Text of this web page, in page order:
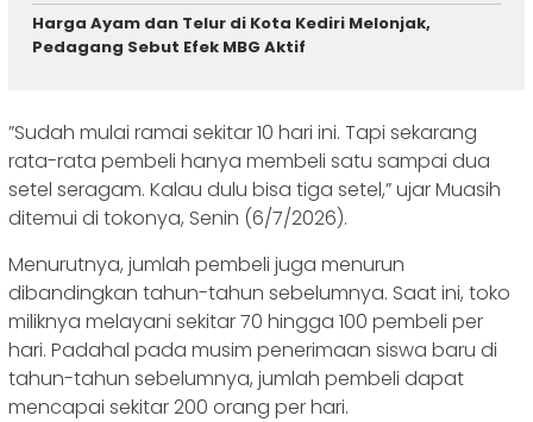
Harga Ayam dan Telur di Kota Kediri Melonjak,
Pedagang Sebut Efek MBG Aktif
‎”Sudah mulai ramai sekitar 10 hari ini. Tapi sekarang
rata-rata pembeli hanya membeli satu sampai dua
setel seragam. Kalau dulu bisa tiga setel,” ujar Muasih
ditemui di tokonya, Senin (6/7/2026).
‎Menurutnya, jumlah pembeli juga menurun
dibandingkan tahun-tahun sebelumnya. Saat ini, toko
miliknya melayani sekitar 70 hingga 100 pembeli per
hari. Padahal pada musim penerimaan siswa baru di
tahun-tahun sebelumnya, jumlah pembeli dapat
mencapai sekitar 200 orang per hari.